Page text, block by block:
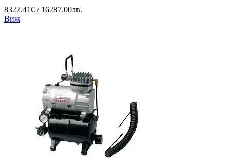
8327.41€ / 16287.00лв.
Виж